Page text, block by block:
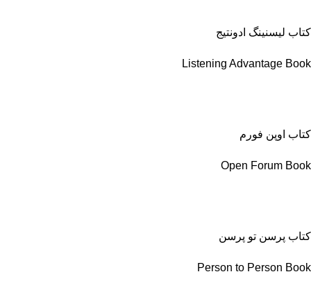
کتاب لیسنینگ ادونتیج
Listening Advantage Book
کتاب اوپن فورم
Open Forum Book
کتاب پرسن تو پرسن
Person to Person Book